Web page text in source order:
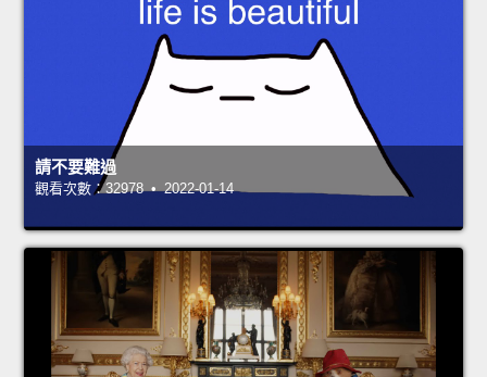
請不要難過
觀看次數：32978 • 2022-01-14